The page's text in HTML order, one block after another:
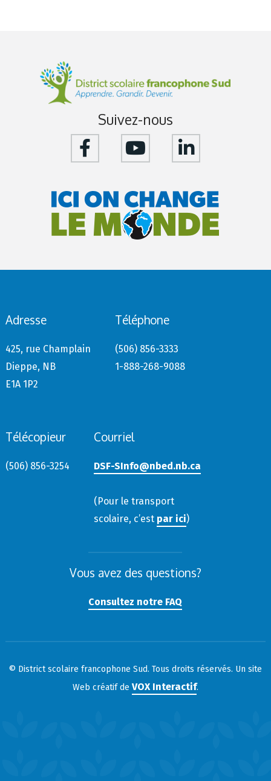
Suivez-nous
Adresse
425, rue Champlain
Dieppe, NB
E1A 1P2
Téléphone
(506) 856-3333
1-888-268-9088
Télécopieur
(506) 856-3254
Courriel
DSF-SInfo@nbed.nb.ca
(Pour le transport
scolaire, c’est par ici)
Vous avez des questions?
Consultez notre FAQ
© District scolaire francophone Sud. Tous droits réservés. Un site
Web créatif de VOX Interactif.